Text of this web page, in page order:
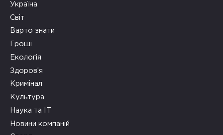
Україна
Світ
Варто знати
Гроші
Екологія
Здоров’я
Кримінал
Культура
Наука та ІТ
Новини компаній